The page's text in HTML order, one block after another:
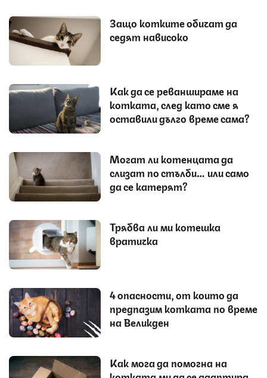
Защо котките обичат да
седят нависоко
Как да се реваншираме на
котката, след като сме я
оставили дълго време сама?
Могат ли котенцата да
слизат по стълби… или само
да се катерят?
Трябва ли ми котешка
вратичка
4 опасности, от които да
предпазим котката по време
на Великден
Как мога да помогна на